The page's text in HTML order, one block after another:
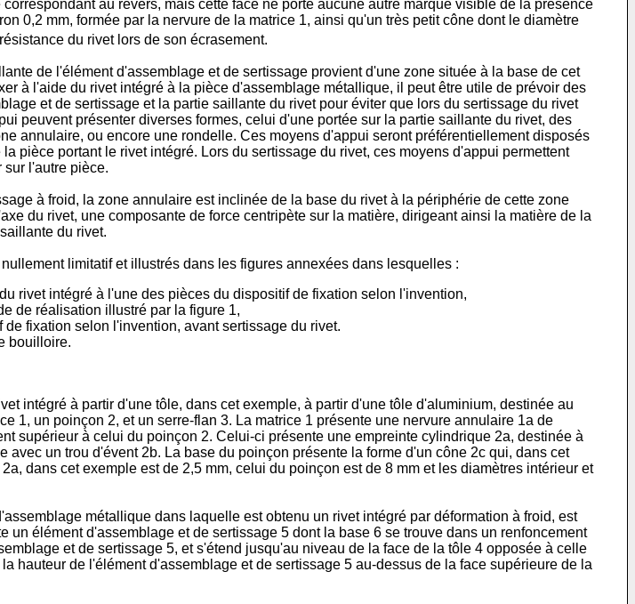
au revers, mais cette face ne porte aucune autre marque visible de la présence
0,2 mm, formée par la nervure de la matrice 1, ainsi qu'un très petit cône dont le diamètre
du rivet lors de son écrasement.
de l'élément d'assemblage et de sertissage provient d'une zone située à la base de cet
à l'aide du rivet intégré à la pièce d'assemblage métallique, il peut être utile de prévoir des
et de sertissage et la partie saillante du rivet pour éviter que lors du sertissage du rivet
peuvent présenter diverses formes, celui d'une portée sur la partie saillante du rivet, des
annulaire, ou encore une rondelle. Ces moyens d'appui seront préférentiellement disposés
pièce portant le rivet intégré. Lors du sertissage du rivet, ces moyens d'appui permettent
sur l'autre pièce.
à froid, la zone annulaire est inclinée de la base du rivet à la périphérie de cette zone
du rivet, une composante de force centripète sur la matière, dirigeant ainsi la matière de la
du rivet.
limitatif et illustrés dans les figures annexées dans lesquelles :
rivet intégré à l'une des pièces du dispositif de fixation selon l'invention,
de réalisation illustré par la figure 1,
fixation selon l'invention, avant sertissage du rivet.
bouilloire.
intégré à partir d'une tôle, dans cet exemple, à partir d'une tôle d'aluminium, destinée au
1, un poinçon 2, et un serre-flan 3. La matrice 1 présente une nervure annulaire 1a de
supérieur à celui du poinçon 2. Celui-ci présente une empreinte cylindrique 2a, destinée à
un trou d'évent 2b. La base du poinçon présente la forme d'un cône 2c qui, dans cet
dans cet exemple est de 2,5 mm, celui du poinçon est de 8 mm et les diamètres intérieur et
métallique dans laquelle est obtenu un rivet intégré par déformation à froid, est
élément d'assemblage et de sertissage 5 dont la base 6 se trouve dans un renfoncement
et de sertissage 5, et s'étend jusqu'au niveau de la face de la tôle 4 opposée à celle
hauteur de l'élément d'assemblage et de sertissage 5 au-dessus de la face supérieure de la